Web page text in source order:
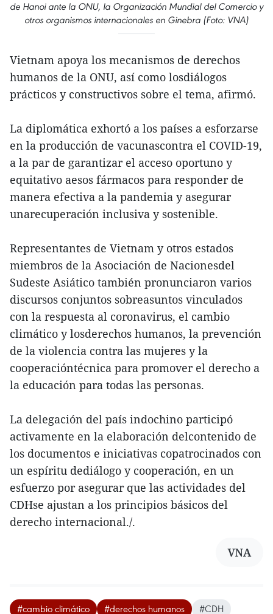
de Hanoi ante la ONU, la Organización Mundial del Comercio y
otros organismos internacionales en Ginebra (Foto: VNA)
Vietnam apoya los mecanismos de derechos
humanos de la ONU, así como losdiálogos
prácticos y constructivos sobre el tema, afirmó.
La diplomática exhortó a los países a esforzarse
en la producción de vacunascontra el COVID-19,
a la par de garantizar el acceso oportuno y
equitativo aesos fármacos para responder de
manera efectiva a la pandemia y asegurar
unarecuperación inclusiva y sostenible.
Representantes de Vietnam y otros estados
miembros de la Asociación de Nacionesdel
Sudeste Asiático también pronunciaron varios
discursos conjuntos sobreasuntos vinculados
con la respuesta al coronavirus, el cambio
climático y losderechos humanos, la prevención
de la violencia contra las mujeres y la
cooperacióntécnica para promover el derecho a
la educación para todas las personas.
La delegación del país indochino participó
activamente en la elaboración delcontenido de
los documentos e iniciativas copatrocinados con
un espíritu dediálogo y cooperación, en un
esfuerzo por asegurar que las actividades del
CDHse ajustan a los principios básicos del
derecho internacional./.
VNA
#cambio climático #derechos humanos #CDH